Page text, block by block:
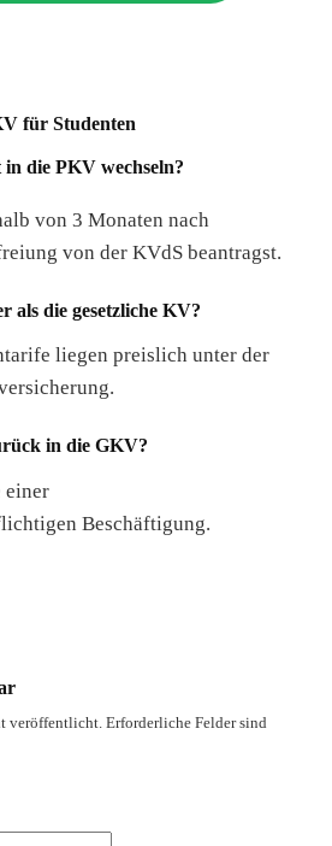
für Studenten
die PKV wechseln?
von 3 Monaten nach
von der KVdS beantragst.
als die gesetzliche KV?
liegen preislich unter der
in die GKV?
einer
Beschäftigung.
veröffentlicht. Erforderliche Felder sind